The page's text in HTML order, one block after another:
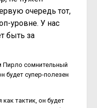
очередь тот,
уровне. У нас
быть за
Пирло сомнительный
будет супер-полезен
тактик, он будет